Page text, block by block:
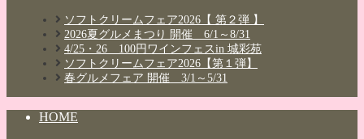
ソフトクリームフェア2026【 第２弾 】
2026夏グルメまつり 開催 6/1～8/31
4/25・26 100円ワインフェスin 城彩苑
ソフトクリームフェア2026【第１弾】
春グルメフェア 開催 3/1～5/31
HOME